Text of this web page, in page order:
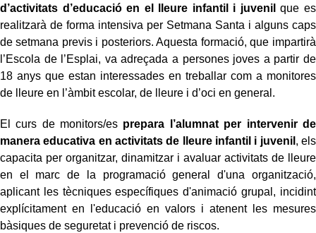
d’activitats d’educació en el lleure infantil i juvenil que es
realitzarà de forma intensiva per Setmana Santa i alguns caps
de setmana previs i posteriors. Aquesta formació, que impartirà
l’Escola de l’Esplai, va adreçada a persones joves a partir de
18 anys que estan interessades en treballar com a monitores
de lleure en l’àmbit escolar, de lleure i d’oci en general.
El curs de monitors/es prepara l’alumnat per intervenir de
manera educativa en activitats de lleure infantil i juvenil , els
capacita per organitzar, dinamitzar i avaluar activitats de lleure
en el marc de la programació general d'una organització,
aplicant les tècniques específiques d'animació grupal, incidint
explícitament en l'educació en valors i atenent les mesures
bàsiques de seguretat i prevenció de riscos.